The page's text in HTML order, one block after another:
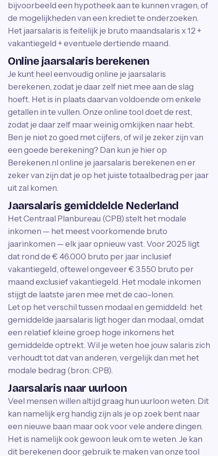
bijvoorbeeld een hypotheek aan te kunnen vragen, of
de mogelijkheden van een krediet te onderzoeken.
Het jaarsalaris is feitelijk je bruto maandsalaris x 12 +
vakantiegeld + eventuele dertiende maand.
Online jaarsalaris berekenen
Je kunt heel eenvoudig online je jaarsalaris
berekenen, zodat je daar zelf niet mee aan de slag
hoeft. Het is in plaats daarvan voldoende om enkele
getallen in te vullen. Onze online tool doet de rest,
zodat je daar zelf maar weinig omkijken naar hebt.
Ben je niet zo goed met cijfers, of wil je zeker zijn van
een goede berekening? Dan kun je hier op
Berekenen.nl online je jaarsalaris berekenen en er
zeker van zijn dat je op het juiste totaalbedrag per jaar
uit zal komen.
Jaarsalaris gemiddelde Nederland
Het Centraal Planbureau (CPB) stelt het modale
inkomen — het meest voorkomende bruto
jaarinkomen — elk jaar opnieuw vast. Voor 2025 ligt
dat rond de € 46.000 bruto per jaar inclusief
vakantiegeld, oftewel ongeveer € 3.550 bruto per
maand exclusief vakantiegeld. Het modale inkomen
stijgt de laatste jaren mee met de cao-lonen.
Let op het verschil tussen modaal en gemiddeld: het
gemiddelde jaarsalaris ligt hoger dan modaal, omdat
een relatief kleine groep hoge inkomens het
gemiddelde optrekt. Wil je weten hoe jouw salaris zich
verhoudt tot dat van anderen, vergelijk dan met het
modale bedrag (bron: CPB).
Jaarsalaris naar uurloon
Veel mensen willen altijd graag hun uurloon weten. Dit
kan namelijk erg handig zijn als je op zoek bent naar
een nieuwe baan maar ook voor vele andere dingen.
Het is namelijk ook gewoon leuk om te weten. Je kan
dit berekenen door gebruik te maken van onze tool